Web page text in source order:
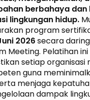
berbahaya dan
lingkungan hidup.
program
2026secara
Meeting. Pelatihan
setiap organisasi
guna
menjaga
dampak